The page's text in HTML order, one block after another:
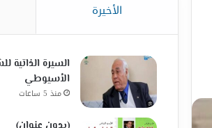
الأخيرة
السيرة الذاتية
الأسيوطي
منذ 5 ساعات